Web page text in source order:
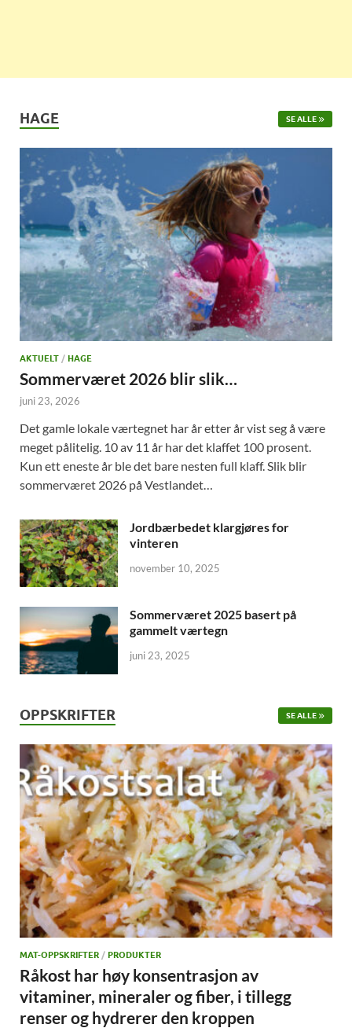
HAGE SE ALLE
AKTUELT / HAGE
Sommerværet 2026 blir slik…
juni 23, 2026
Det gamle lokale værtegnet har år etter år vist seg å være
meget pålitelig. 10 av 11 år har det klaffet 100 prosent.
Kun ett eneste år ble det bare nesten full klaff. Slik blir
sommerværet 2026 på Vestlandet…
Jordbærbedet klargjøres for
vinteren
november 10, 2025
Sommerværet 2025 basert på
gammelt værtegn
juni 23, 2025
OPPSKRIFTER SE ALLE
MAT-OPPSKRIFTER / PRODUKTER
Råkost har høy konsentrasjon av
vitaminer, mineraler og fiber, i tillegg
renser og hydrerer den kroppen